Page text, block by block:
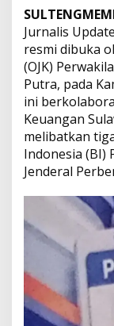
Jurnalis
resmi dibuka
(OJK)
Putra, pada
ini
Keuangan
melibatkan
Indonesia (BI)
Jenderal